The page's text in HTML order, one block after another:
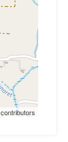
contributors